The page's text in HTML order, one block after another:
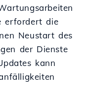
erfordert die
Neustart des
der Dienste
kann